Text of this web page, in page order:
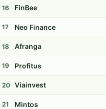
16 FinBee
17 Neo Finance
18 Afranga
19 Profitus
20 Viainvest
21 Mintos